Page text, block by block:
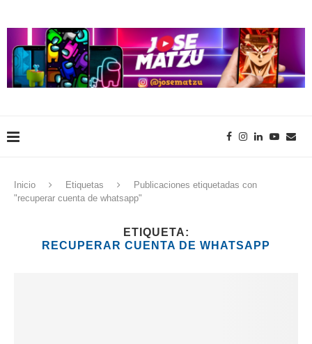
Inicio Etiquetas
Publicaciones etiquetadas con
"recuperar cuenta de whatsapp"
ETIQUETA:
RECUPERAR CUENTA DE WHATSAPP